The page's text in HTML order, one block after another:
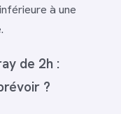
à une
de 2h :
?